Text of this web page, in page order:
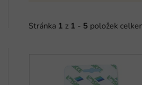
Stránka 1 z 1 - 5 položek